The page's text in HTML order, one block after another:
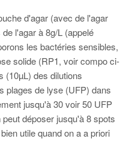
d'agar (avec de l'agar
l'agar à 8g/L (appelé
les bactéries sensibles,
solide (RP1, voir compo ci-
(10µL) des dilutions
plages de lyse (UFP) dans
jusqu'à 30 voir 50 UFP
déposer jusqu'à 8 spots
utile quand on a a priori